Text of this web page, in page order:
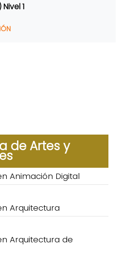
Nivel 1
de Artes y
Animación Digital
Arquitectura
Arquitectura de